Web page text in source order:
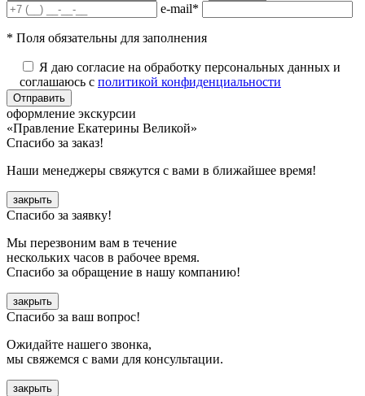
e-mail*
* Поля обязательны для заполнения
Я даю согласие на обработку персональных данных и
соглашаюсь с политикой конфиденциальности
оформление экскурсии
«Правление Екатерины Великой»
Спасибо за заказ!
Наши менеджеры свяжутся с вами в ближайшее время!
закрыть
Спасибо за заявку!
Мы перезвоним вам в течение
нескольких часов в рабочее время.
Спасибо за обращение в нашу компанию!
закрыть
Спасибо за ваш вопрос!
Ожидайте нашего звонка,
мы свяжемся с вами для консультации.
закрыть